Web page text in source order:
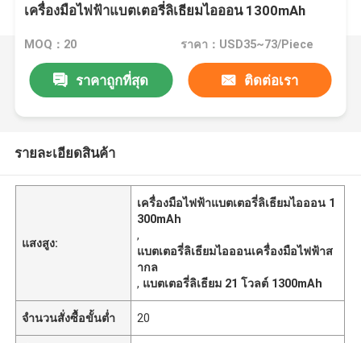
เครื่องมือไฟฟ้าแบตเตอรี่ลิเธียมไอออน 1300mAh
MOQ：20 ราคา：USD35~73/Piece
ราคาถูกที่สุด ติดต่อเรา
รายละเอียดสินค้า
แสงสูง:
เครื่องมือไฟฟ้าแบตเตอรี่ลิเธียมไอออน 1
300mAh
,
แบตเตอรี่ลิเธียมไอออนเครื่องมือไฟฟ้าส
ากล
, แบตเตอรี่ลิเธียม 21 โวลต์ 1300mAh
จำนวนสั่งซื้อขั้นต่ำ 20